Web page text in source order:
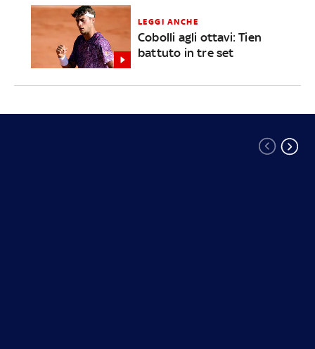
LEGGI ANCHE
Cobolli agli ottavi: Tien
battuto in tre set